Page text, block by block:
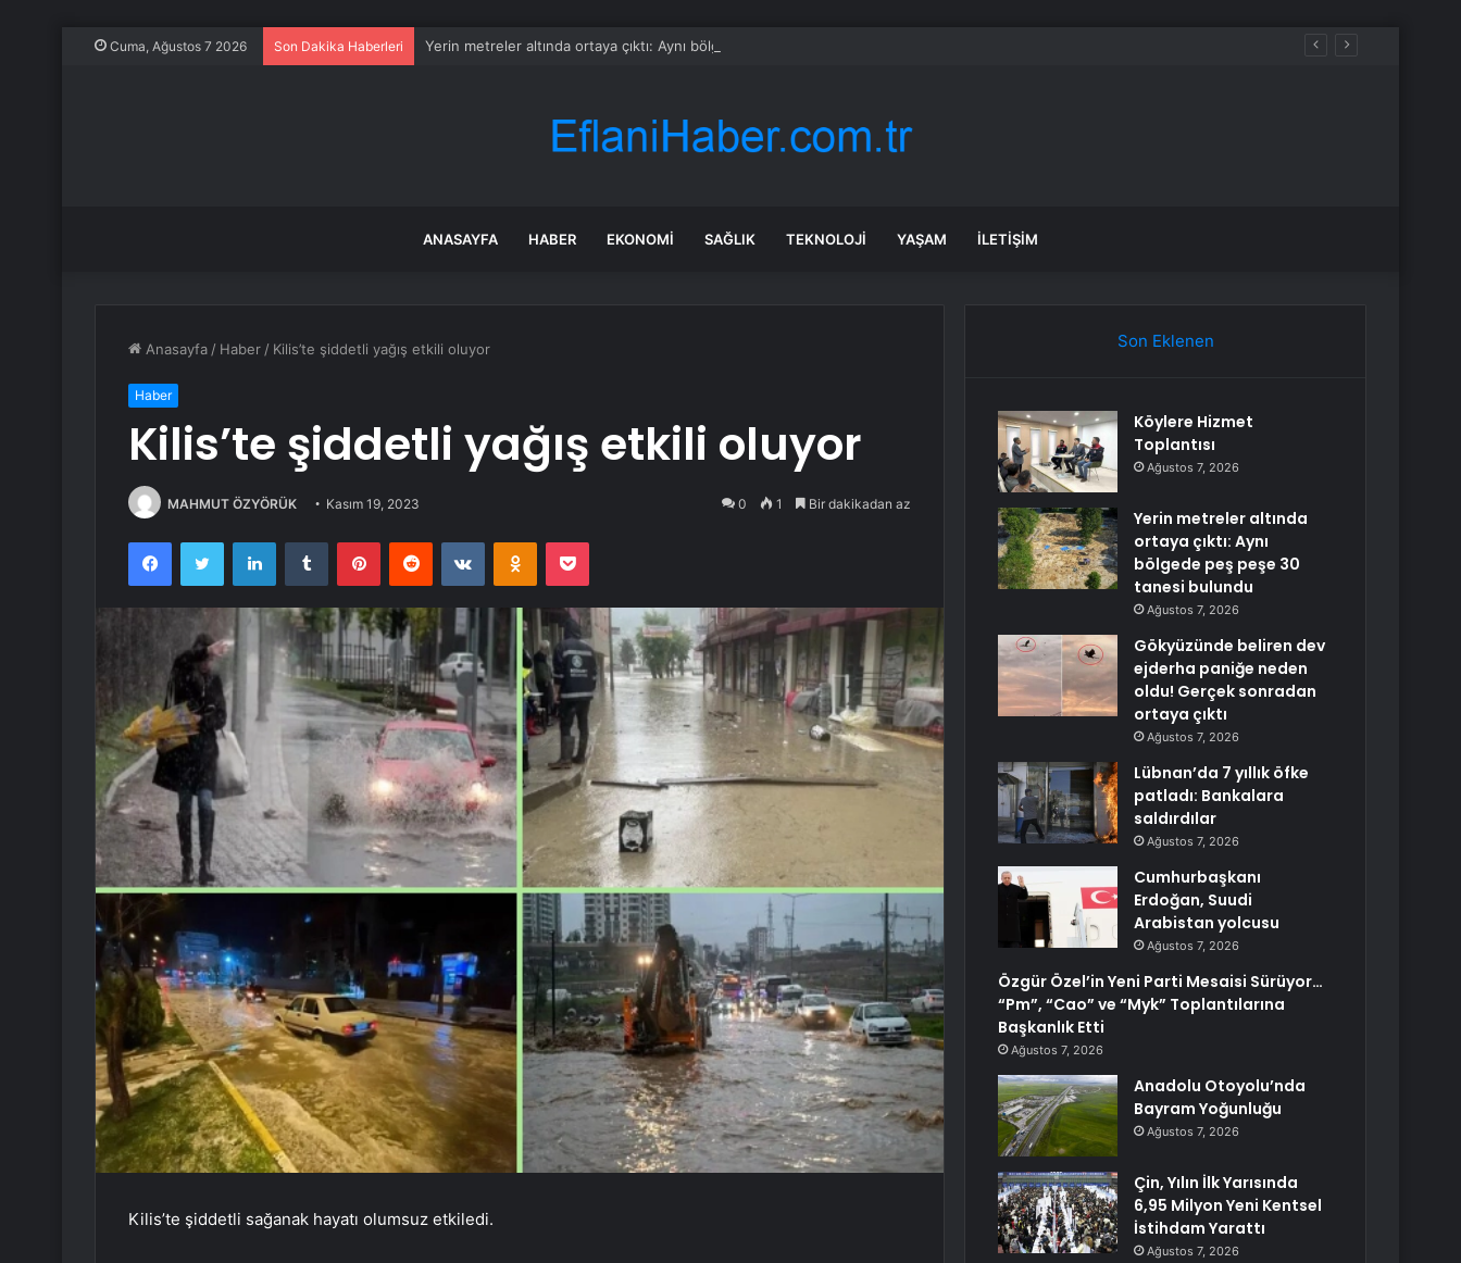
Cuma, Ağustos 7 2026 Son Dakika Haberleri Yerin metreler altında ortaya çıktı: Aynı bölgede peş peşe 30 tanesi bulundu
ANASAYFA HABER EKONOMI SAĞLIK TEKNOLOJI YAŞAM İLETIŞIM
Anasayfa / Haber / Kilis’te şiddetli yağış etkili oluyor
Haber
Kilis’te şiddetli yağış etkili oluyor
MAHMUT ÖZYÖRÜK Kasım 19, 2023 0 1 Bir dakikadan az
FacebookTwitter LinkedInTumblr PinterestReddit VKontakteOdnoklassniki
Pocket
Kilis’te şiddetli sağanak hayatı olumsuz etkiledi.
Son Eklenen
Köylere Hizmet
Toplantısı
Ağustos 7, 2026
Yerin metreler altında
ortaya çıktı: Aynı
bölgede peş peşe 30
tanesi bulundu
Ağustos 7, 2026
Gökyüzünde beliren dev
ejderha paniğe neden
oldu! Gerçek sonradan
ortaya çıktı
Ağustos 7, 2026
Lübnan’da 7 yıllık öfke
patladı: Bankalara
saldırdılar
Ağustos 7, 2026
Cumhurbaşkanı
Erdoğan, Suudi
Arabistan yolcusu
Ağustos 7, 2026
Özgür Özel’in Yeni Parti Mesaisi Sürüyor…
“Pm”, “Cao” ve “Myk” Toplantılarına
Başkanlık Etti
Ağustos 7, 2026
Anadolu Otoyolu’nda
Bayram Yoğunluğu
Ağustos 7, 2026
Çin, Yılın İlk Yarısında
6,95 Milyon Yeni Kentsel
İstihdam Yarattı
Ağustos 7, 2026